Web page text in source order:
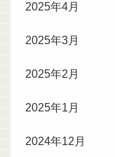
2025年4月
2025年3月
2025年2月
2025年1月
2024年12月